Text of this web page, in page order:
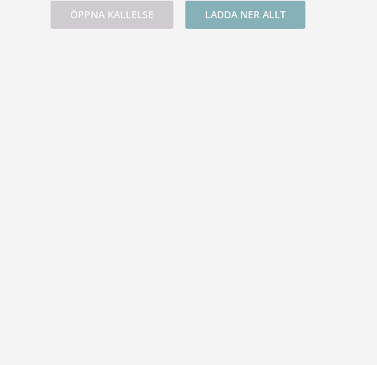
ÖPPNA KALLELSE LADDA NER ALLT